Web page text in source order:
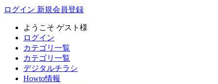
ログイン 新規会員登録
ようこそ ゲスト様
ログイン
カテゴリ一覧
カテゴリ一覧
デジタルチラシ
Howto情報